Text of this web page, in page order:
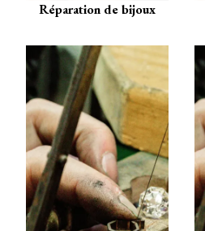
Réparation de bijoux